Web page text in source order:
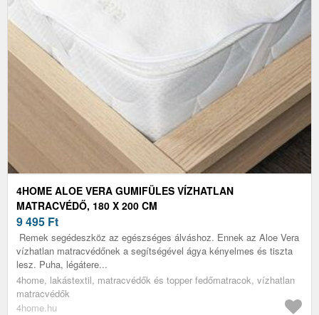
4HOME ALOE VERA GUMIFÜLES VÍZHATLAN
MATRACVÉDŐ, 180 X 200 CM
9 495 Ft
Remek segédeszköz az egészséges álváshoz. Ennek az Aloe Vera
vízhatlan matracvédőnek a segítségével ágya kényelmes és tiszta
lesz. Puha, légátere...
4home, lakástextil, matracvédők és topper fedőmatracok, vízhatlan
matracvédők
4home.hu